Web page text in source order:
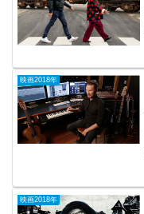
映画2018年
映画2018年